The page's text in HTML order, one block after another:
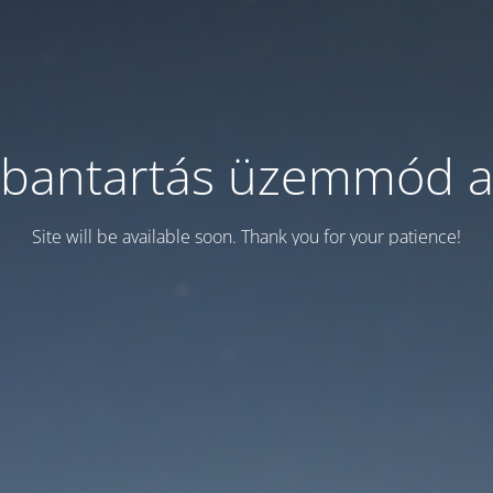
üzemmód
Site will be available soon. Thank you for your patience!